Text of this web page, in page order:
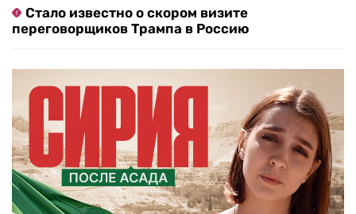
Стало известно о скором визите
переговорщиков Трампа в Россию